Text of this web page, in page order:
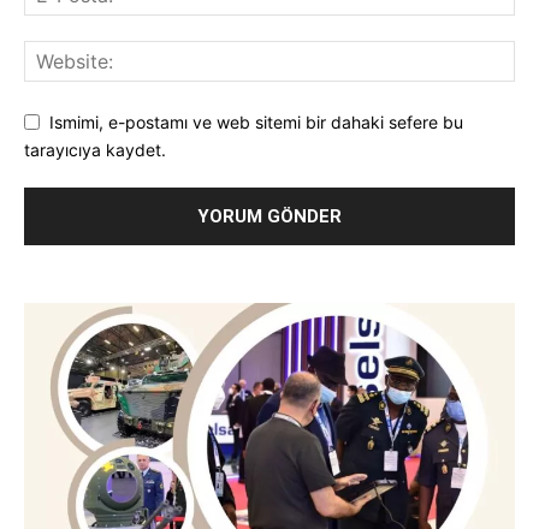
Ismimi, e-postamı ve web sitemi bir dahaki sefere bu
tarayıcıya kaydet.